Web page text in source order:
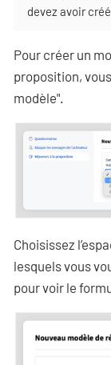
devez avoir
Pour créer un
proposition,
modèle".
Choisissez
lesquels vous
pour voir le